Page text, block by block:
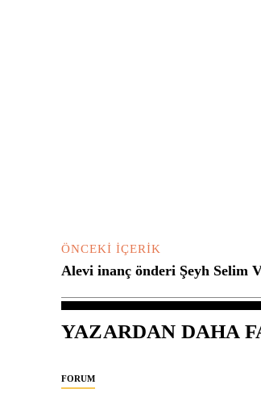
ÖNCEKI İÇERIK
Alevi inanç önderi Şeyh Selim
YAZARDAN DAHA
FORUM